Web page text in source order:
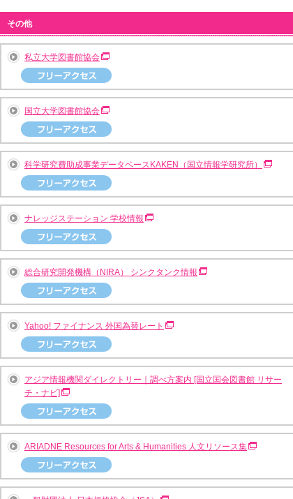
その他
私立大学図書館協会
国立大学図書館協会
科学研究費助成事業データベースKAKEN（国立情報学研究所）
ナレッジステーション 学校情報
総合研究開発機構（NIRA） シンクタンク情報
Yahoo! ファイナンス 外国為替レート
アジア情報機関ダイレクトリー｜調べ方案内 [国立国会図書館 リサー
チ・ナビ]
ARIADNE Resources for Arts & Humanities 人文リソース集